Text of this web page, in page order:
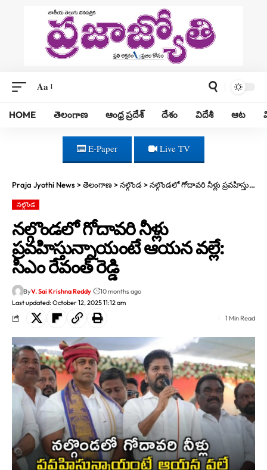
Aa
HOME తెలంగాణ ఆంధ్ర ప్రదేశ్ దేశం విదేశీ ఆట
E-Paper Live TV
Praja Jyothi News>తెలంగాణ>నల్గొండ>నల్గొండలో గోదావరి నీళ్లు ప్రవహిస్తున్నాయంటే ఆయన వల్లే: సీఎం రేవంత్ రెడ్డి
నల్గొండ
నల్గొండలో గోదావరి నీళ్లు
ప్రవహిస్తున్నాయంటే ఆయన వల్లే:
సీఎం రేవంత్ రెడ్డి
Last updated: October 12, 2025 11:12 am
ByV. Sai Krishna Reddy 10 months ago
1 Min Read